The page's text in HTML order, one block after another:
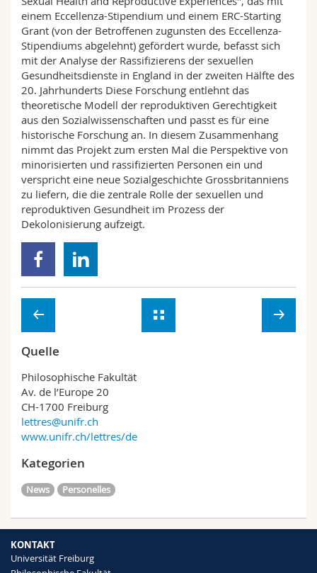
einem Eccellenza-Stipendium und einem ERC-Starting
Grant (von der Betroffenen zugunsten des Eccellenza-
Stipendiums abgelehnt) gefördert wurde, befasst sich
mit der Analyse der Rassifizierens der sexuellen
Gesundheitsdienste in England in der zweiten Hälfte des
20. Jahrhunderts Diese Forschung entlehnt das
theoretische Modell der reproduktiven Gerechtigkeit
aus den Sozialwissenschaften und passt es für eine
historische Forschung an. In diesem Zusammenhang
nimmt das Projekt zum ersten Mal die Perspektive von
minorisierten und rassifizierten Personen ein und
verspricht eine neue Sozialgeschichte Grossbritanniens
zu liefern, die die zentrale Rolle der sexuellen und
reproduktiven Gesundheit im Prozess der
Dekolonisierung aufzeigt.
Quelle
Philosophische Fakultät
Av. de l’Europe 20
CH-1700 Freiburg
lettres@unifr.ch
www.unifr.ch/lettres/de
Kategorien
News Personelles
KONTAKT
Universität Freiburg